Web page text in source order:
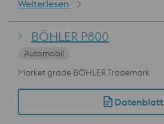
Weiterlesen
BÖHLER P800
Automobil
Market grade BÖHLER Trademark
Datenblatt